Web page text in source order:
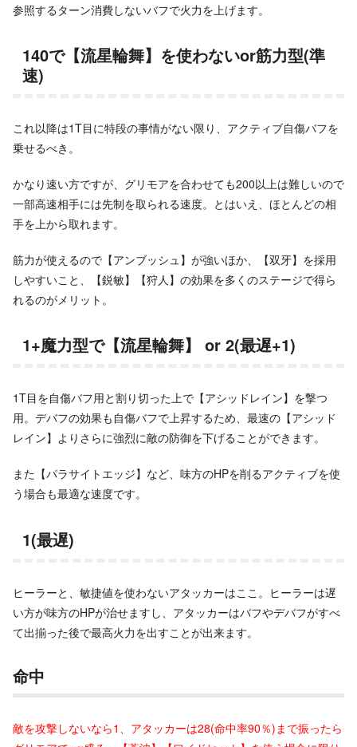
参照するターン消費しないバフで火力を上げます。
140で【流星輪舞】を使わないor筋力型(準
速)
これ以降は1T目に特段の事情がない限り、アクティブ自傷バフを
乗せるべき。
かなり速い方ですが、グリモアを合わせても200以上は難しいので
一部高速相手には先制を取られる速度。とはいえ、ほとんどの相
手を上から取れます。
筋力が使えるので【アンブッシュ】が強いほか、【双牙】を採用
しやすいこと、【鋭敏】【狩人】の効果を多くのステージで得ら
れるのがメリット。
1+魔力型で【流星輪舞】 or 2(最遅+1)
1T目を自傷バフ用と割り切った上で【アシッドレイン】を撃つ
用。デバフの効果も自傷バフで上昇するため、最速の【アシッド
レイン】よりさらに強烈に敵の防御を下げることができます。
また【パラサイトエッジ】など、味方のHPを削るアクティブを使
う場合も最適な速度です。
1(最遅)
ヒーラーと、敏捷値を使わないアタッカーはここ。ヒーラーは遅
い方が味方のHPが治せますし、アタッカーはバフやデバフがすべ
て出揃った後で最高火力を出すことが出来ます。
命中
敵を攻撃しないなら1、アタッカーは28(命中率90％)まで振ったら